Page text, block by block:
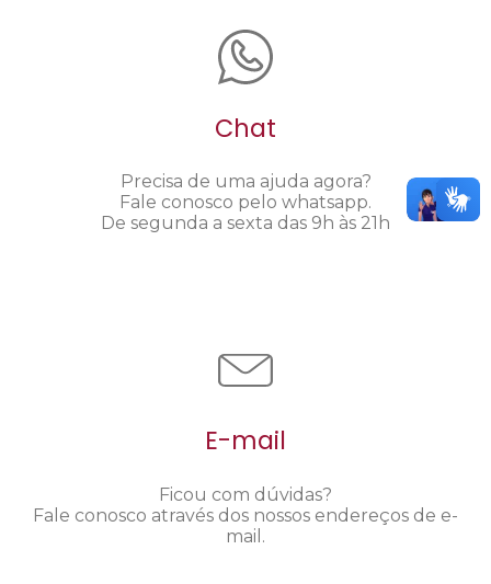
Chat
Precisa de uma ajuda agora?
Fale conosco pelo whatsapp.
De segunda a sexta das 9h às 21h
E-mail
Ficou com dúvidas?
Fale conosco através dos nossos endereços de e-
mail.